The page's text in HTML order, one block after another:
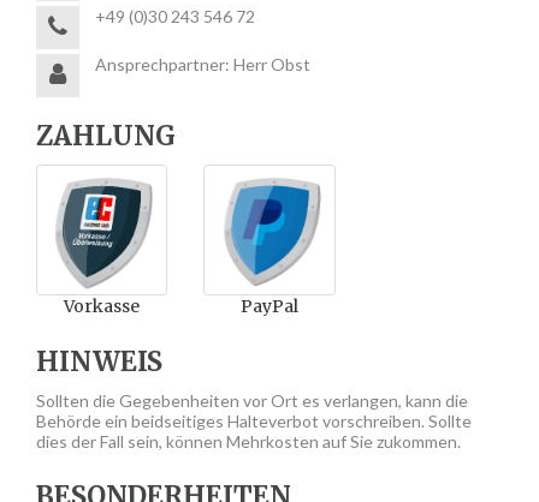
+49 (0)30 243 546 72
Ansprechpartner: Herr Obst
ZAHLUNG
Vorkasse PayPal
HINWEIS
Sollten die Gegebenheiten vor Ort es verlangen, kann die
Behörde ein beidseitiges Halteverbot vorschreiben. Sollte
dies der Fall sein, können Mehrkosten auf Sie zukommen.